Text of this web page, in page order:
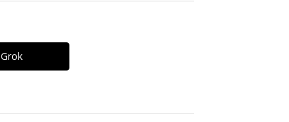
Grok